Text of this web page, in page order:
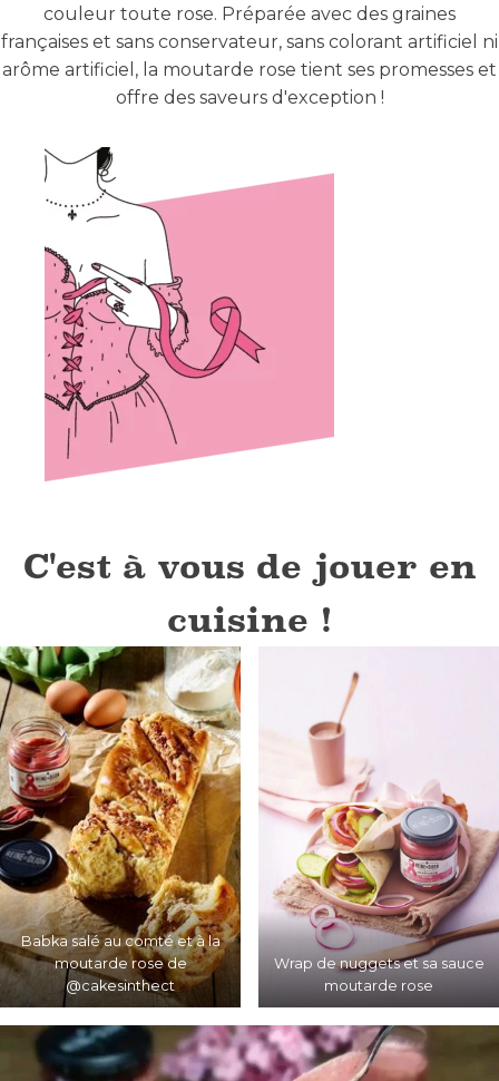
couleur toute rose. Préparée avec des graines
françaises et sans conservateur, sans colorant artificiel ni
arôme artificiel, la moutarde rose tient ses promesses et
offre des saveurs d'exception !
C'est à vous de jouer en
cuisine !
Babka salé au comté et à la
moutarde rose de
@cakesinthect
Wrap de nuggets et sa sauce
moutarde rose